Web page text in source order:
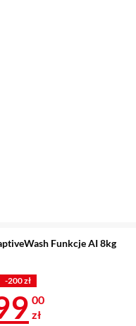
Funkcje AI 8kg
-200 zł
1 599 zł
00
zł